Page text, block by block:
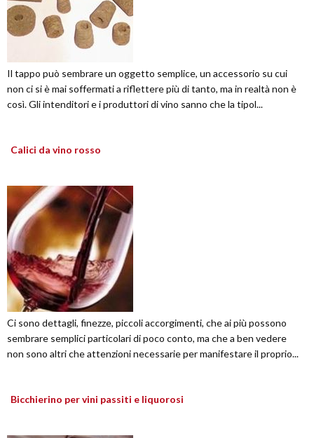
Il tappo può sembrare un oggetto semplice, un accessorio su cui
non ci si è mai soffermati a riflettere più di tanto, ma in realtà non è
così. Gli intenditori e i produttori di vino sanno che la tipol...
Calici da vino rosso
Ci sono dettagli, finezze, piccoli accorgimenti, che ai più possono
sembrare semplici particolari di poco conto, ma che a ben vedere
non sono altri che attenzioni necessarie per manifestare il proprio...
Bicchierino per vini passiti e liquorosi